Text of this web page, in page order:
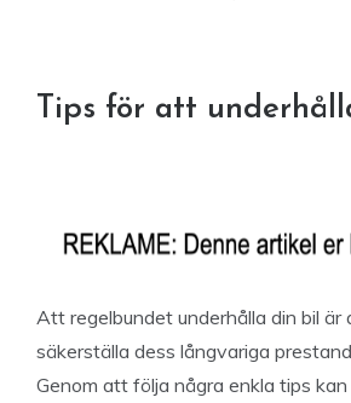
Tips för att
Att regelbundet underhålla din bil
säkerställa dess långvariga
Genom att följa några enkla tips kan